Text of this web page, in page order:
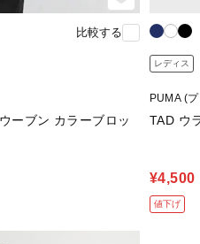
比較する
ーブン カラーブロッ
レディス
PUMA (
TAD ウ
¥4,500
値下げ